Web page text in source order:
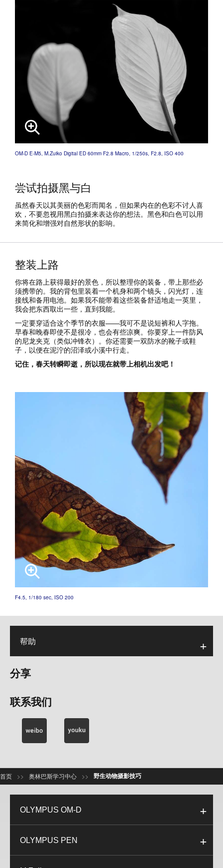
OM-D E-M5, M.Zuiko Digital ED 60mm F2.8 Macro, 1/250s, F2.8, ISO 400
尝试拍摄黑与白
虽然春天以其美丽的色彩而闻名，但如果内在的色彩不讨人喜
欢，不要忽视用黑白拍摄来表达你的想法。黑色和白色可以用
来简化和增强对自然形状的影响。
整装上路
你将在路上获得最好的景色，所以整理你的装备，带上那些必
须携带的。我的背包里装着一个机身和两个镜头，闪光灯，连
接线和备用电池。如果我不能带着这些装备舒适地走一英里，
我会把东西取出一些，直到我能。
一定要穿适合这个季节的衣服——我可不是说短裤和人字拖。
早春和晚春即使不是很冷，也会有些凉爽。你要穿上一件防风
的尼龙夹克（类似冲锋衣）。你还需要一双防水的靴子或鞋
子，以便在泥泞的沼泽或小溪中行走。
记住，春天转瞬即逝，所以现在就带上相机出发吧！
F4.5, 1/180 sec, ISO 200
帮助
分享
联系我们
首页 >> 奥林巴斯学习中心 >> 野生动物摄影技巧
OLYMPUS OM-D
OLYMPUS PEN